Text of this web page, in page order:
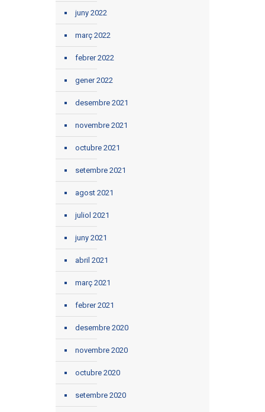
juny 2022
març 2022
febrer 2022
gener 2022
desembre 2021
novembre 2021
octubre 2021
setembre 2021
agost 2021
juliol 2021
juny 2021
abril 2021
març 2021
febrer 2021
desembre 2020
novembre 2020
octubre 2020
setembre 2020